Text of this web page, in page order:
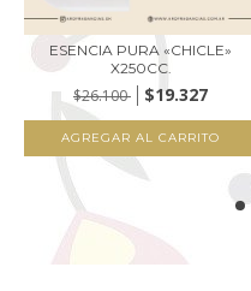
ESENCIA PURA «CHICLE»
X250CC.
$26.100 $19.327